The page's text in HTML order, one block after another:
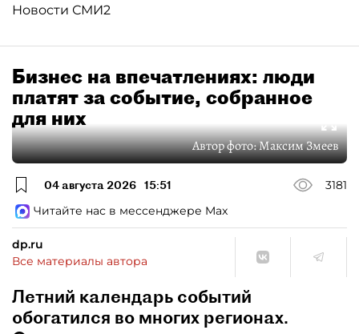
Новости СМИ2
Бизнес на впечатлениях: люди
платят за событие, собранное
для них
Автор фото:Максим Змеев
04 августа 2026 15:51
3181
Читайте нас в мессенджере Max
dp.ru
Все материалы автора
Летний календарь событий
обогатился во многих регионах.